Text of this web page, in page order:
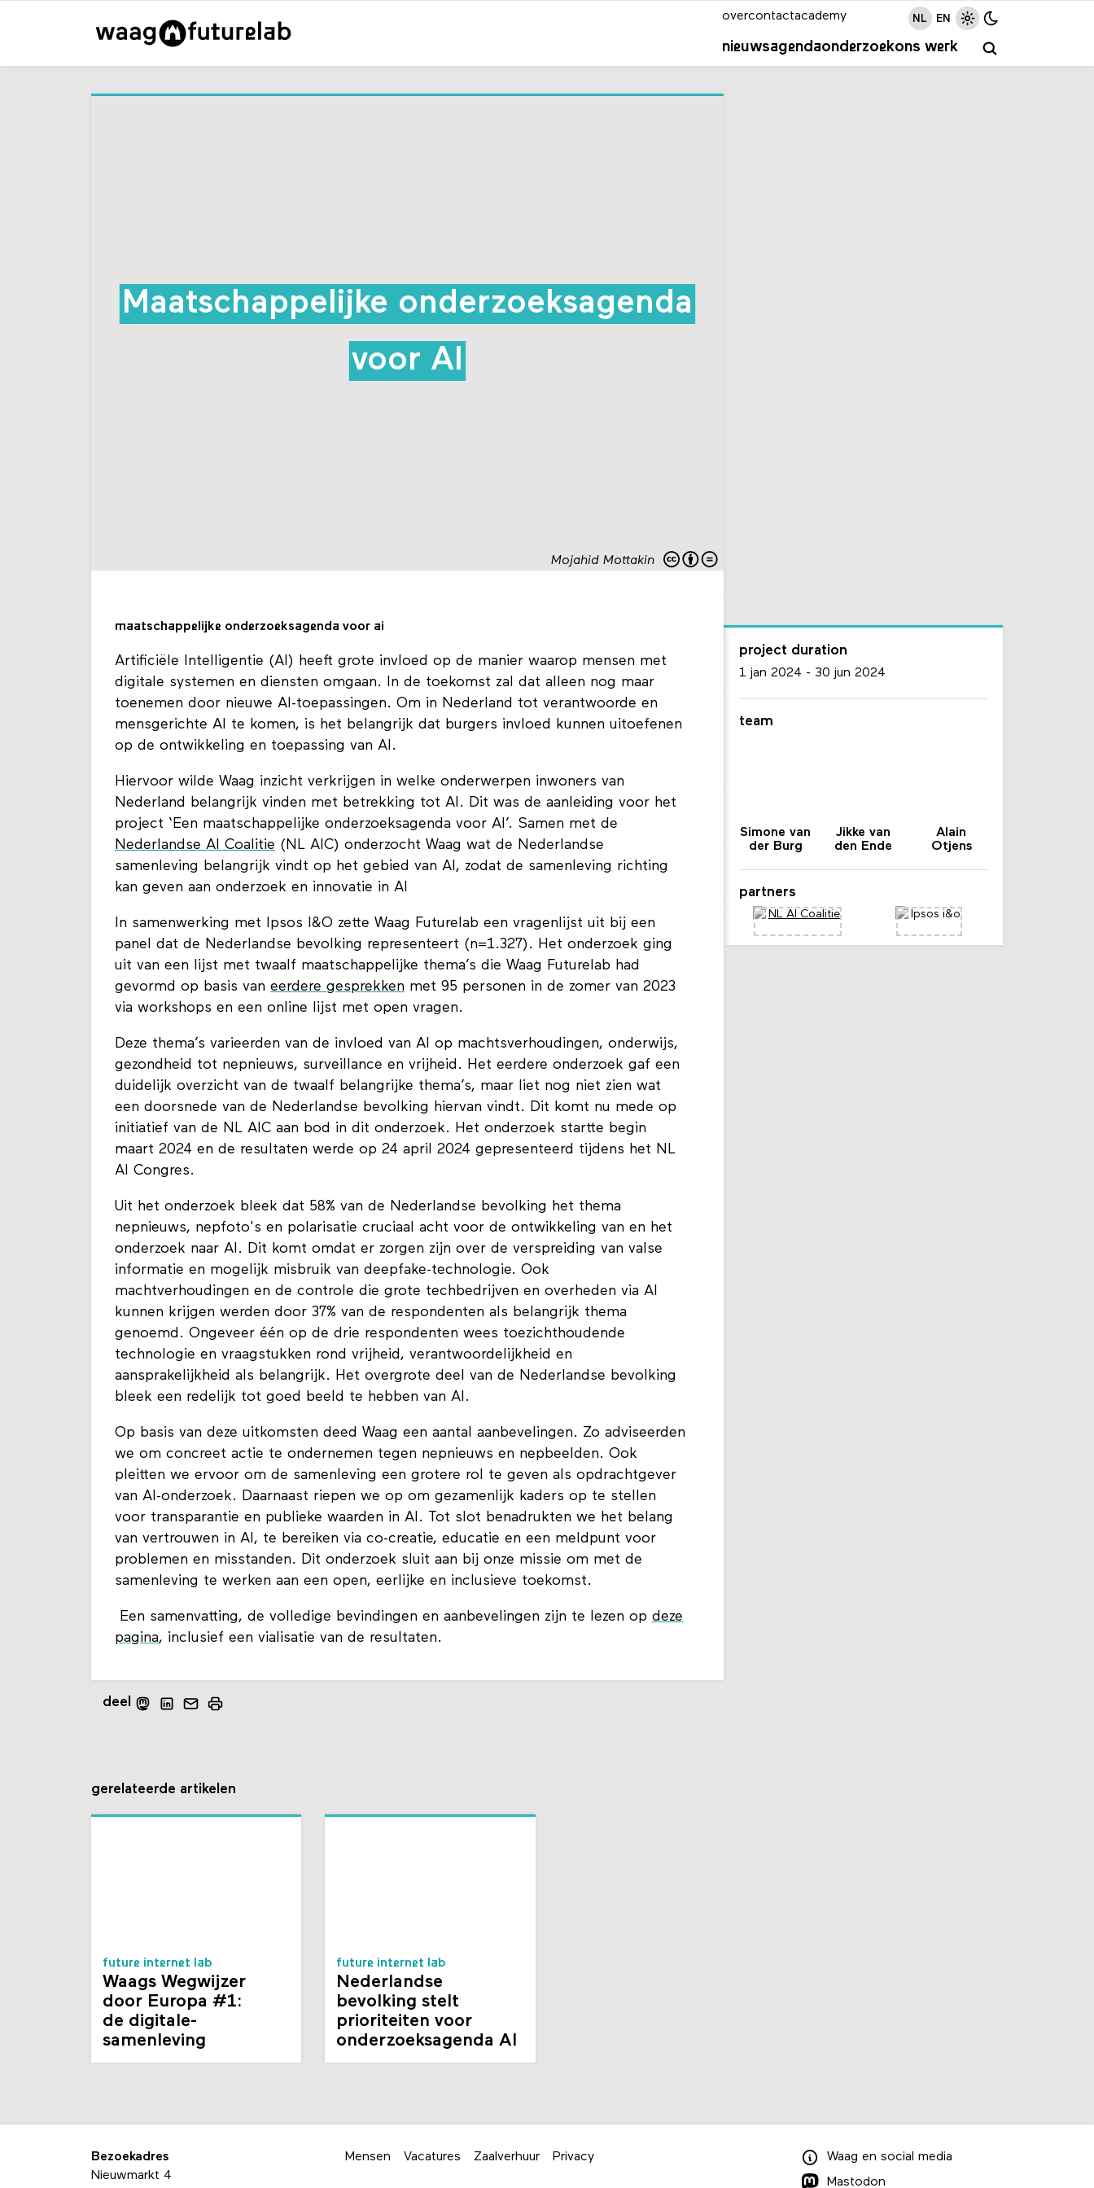
nieuwsagendaonderzoekons werk
overcontactacademy NL EN
Mojahid Mottakin
Maatschappelijke onderzoeksagenda
voor AI
maatschappelijke onderzoeksagenda voor ai
Artificiële Intelligentie (AI) heeft grote invloed op de manier waarop mensen met
digitale systemen en diensten omgaan. In de toekomst zal dat alleen nog maar
toenemen door nieuwe AI-toepassingen. Om in Nederland tot verantwoorde en
mensgerichte AI te komen, is het belangrijk dat burgers invloed kunnen uitoefenen
op de ontwikkeling en toepassing van AI.
Hiervoor wilde Waag inzicht verkrijgen in welke onderwerpen inwoners van
Nederland belangrijk vinden met betrekking tot AI. Dit was de aanleiding voor het
project ‘Een maatschappelijke onderzoeksagenda voor AI’. Samen met de
Nederlandse AI Coalitie (NL AIC) onderzocht Waag wat de Nederlandse
samenleving belangrijk vindt op het gebied van AI, zodat de samenleving richting
kan geven aan onderzoek en innovatie in AI
In samenwerking met Ipsos I&O zette Waag Futurelab een vragenlijst uit bij een
panel dat de Nederlandse bevolking representeert (n=1.327). Het onderzoek ging
uit van een lijst met twaalf maatschappelijke thema’s die Waag Futurelab had
gevormd op basis van eerdere gesprekken met 95 personen in de zomer van 2023
via workshops en een online lijst met open vragen.
Deze thema’s varieerden van de invloed van AI op machtsverhoudingen, onderwijs,
gezondheid tot nepnieuws, surveillance en vrijheid. Het eerdere onderzoek gaf een
duidelijk overzicht van de twaalf belangrijke thema’s, maar liet nog niet zien wat
een doorsnede van de Nederlandse bevolking hiervan vindt. Dit komt nu mede op
initiatief van de NL AIC aan bod in dit onderzoek. Het onderzoek startte begin
maart 2024 en de resultaten werde op 24 april 2024 gepresenteerd tijdens het NL
AI Congres.
Uit het onderzoek bleek dat 58% van de Nederlandse bevolking het thema
nepnieuws, nepfoto's en polarisatie cruciaal acht voor de ontwikkeling van en het
onderzoek naar AI. Dit komt omdat er zorgen zijn over de verspreiding van valse
informatie en mogelijk misbruik van deepfake-technologie. Ook
machtverhoudingen en de controle die grote techbedrijven en overheden via AI
kunnen krijgen werden door 37% van de respondenten als belangrijk thema
genoemd. Ongeveer één op de drie respondenten wees toezichthoudende
technologie en vraagstukken rond vrijheid, verantwoordelijkheid en
aansprakelijkheid als belangrijk. Het overgrote deel van de Nederlandse bevolking
bleek een redelijk tot goed beeld te hebben van AI.
Op basis van deze uitkomsten deed Waag een aantal aanbevelingen. Zo adviseerden
we om concreet actie te ondernemen tegen nepnieuws en nepbeelden. Ook
pleitten we ervoor om de samenleving een grotere rol te geven als opdrachtgever
van AI-onderzoek. Daarnaast riepen we op om gezamenlijk kaders op te stellen
voor transparantie en publieke waarden in AI. Tot slot benadrukten we het belang
van vertrouwen in AI, te bereiken via co-creatie, educatie en een meldpunt voor
problemen en misstanden. Dit onderzoek sluit aan bij onze missie om met de
samenleving te werken aan een open, eerlijke en inclusieve toekomst.
Een samenvatting, de volledige bevindingen en aanbevelingen zijn te lezen op deze
pagina, inclusief een vialisatie van de resultaten.
deel
project duration
1 jan 2024 - 30 jun 2024
team
Simone van
der Burg
Jikke van
den Ende
Alain
Otjens
partners
gerelateerde artikelen
future internet lab
Waags Wegwijzer
door Europa #1:
de digitale­
samenleving
future internet lab
Nederlandse
bevolking stelt
prioriteiten voor
onderzoeksagenda AI
Bezoekadres
Nieuwmarkt 4
Mensen Vacatures Zaalverhuur Privacy Waag en social media
Mastodon